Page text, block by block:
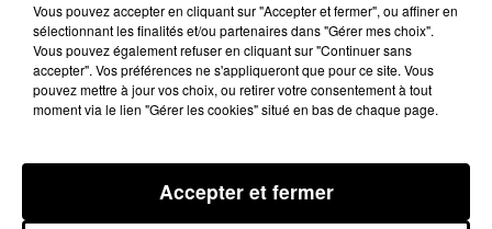
20 novembre 2023 - 4 min 26 sec
LES INFOS DE L'ARIEGE DU 20/11/2023 À
07H00
Podcasts infos de l'Ariège
Vous pouvez accepter en cliquant sur "Accepter et fermer", ou affiner en
sélectionnant les finalités et/ou partenaires dans "Gérer mes choix".
Vous pouvez également refuser en cliquant sur "Continuer sans
accepter". Vos préférences ne s'appliqueront que pour ce site. Vous
pouvez mettre à jour vos choix, ou retirer votre consentement à tout
moment via le lien "Gérer les cookies" situé en bas de chaque page.
Accepter et fermer